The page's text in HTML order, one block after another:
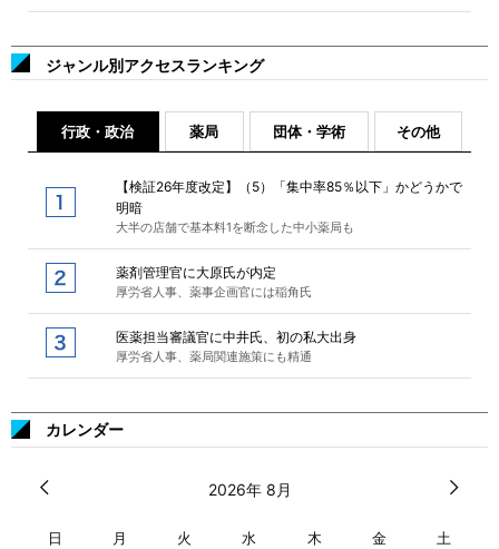
ジャンル別アクセスランキング
行政・政治 薬局 団体・学術 その他
【検証26年度改定】（5）「集中率85％以下」かどうかで
明暗
大半の店舗で基本料1を断念した中小薬局も
薬剤管理官に大原氏が内定
厚労省人事、薬事企画官には稲角氏
医薬担当審議官に中井氏、初の私大出身
厚労省人事、薬局関連施策にも精通
カレンダー
2026年 8月
日 月 火 水 木 金 土